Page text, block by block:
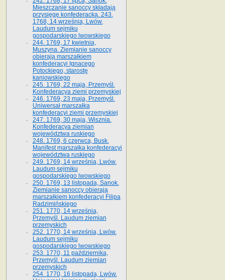
Mieszczanie sanoccy składają
przysięgę konfederacką. 243.
1768, 14 września, Lwów.
Laudum sejmiku
gospodarskiego lwowskiego
244. 1769, 17 kwietnia,
Muszyna. Ziemianie sanoccy
obierają marszałkiem
konfederacyi Ignacego
Potockiego, starostę
kaniowskiego
245. 1769, 22 maja, Przemyśl.
Konfederacya ziemi przemyskiej
246. 1769, 23 maja, Przemyśl.
Uniwersał marszałka
konfederacyi ziemi przemyskiej
247. 1769, 30 maja, Wisznia.
Konfederacya ziemian
województwa ruskiego
248. 1769, 6 czerwca, Busk.
Manifest marszałka konfederacyi
województwa ruskiego
249. 1769, 14 września, Lwów.
Laudum sejmiku
gospodarskiego lwowskiego
250. 1769, 13 listopada, Sanok.
Ziemianie sanoccy obierają
marszałkiem konfederacyi Filipa
Radzimińskiego
251. 1770, 14 września,
Przemyśl. Laudum ziemian
przemyskich
252. 1770, 14 września, Lwów.
Laudum sejmiku
gospodarskiego lwowskiego
253. 1770, 11 października,
Przemyśl. Laudum ziemian
przemyskich
254. 1770, 16 listopada, Lwów.